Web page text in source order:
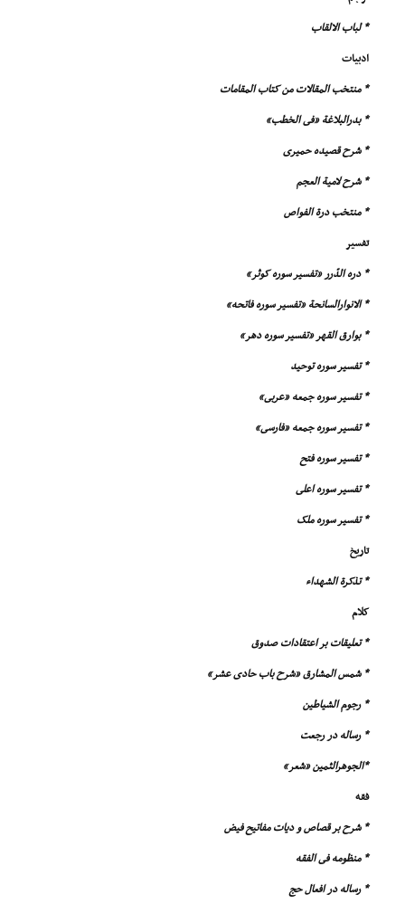
* لباب الالقاب
ادبیات
* منتخب المقالات من کتاب المقامات
* بدرالبلاغة «فى الخطب»
* شرح قصیده حمیرى
* شرح لامیة العجم
* منتخب درة الفواص
تفسیر
* دره الدّرر «تفسیر سوره کوثر»
* الانوارالسانحة «تفسیر سوره فاتحه»
* بوارق القهر «تفسیر سوره دهر»
* تفسیر سوره توحید
* تفسیر سوره جمعه «عربى»
* تفسیر سوره جمعه «فارسى»
* تفسیر سوره فتح
* تفسیر سوره اعلى
* تفسیر سوره ملک
تاریخ
* تذکرة الشهداء
کلام
* تعلیقات بر اعتقادات صدوق
* شمس المشارق «شرح باب حادى عشر»
* رجوم الشیاطین
* رساله در رجعت
*الجوهرالثمین «شعر»
فقه
* شرح بر قصاص و دیات مفاتیح فیض
* منظومه فى الفقه
* رساله در افعال حج